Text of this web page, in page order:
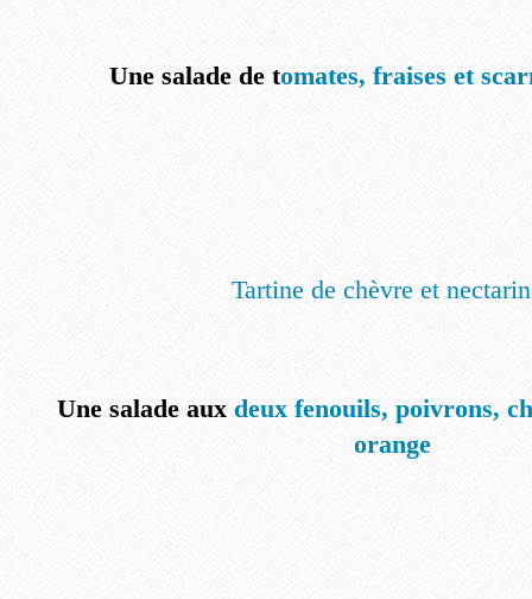
Une salade de tomates, fraises et
Tartine de chèvre et
Une salade aux deux fenouils, poivrons,
orange